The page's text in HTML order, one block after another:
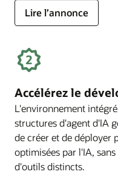
Lire l’annonce
Accélérez le
L'environnement
structures d'agent d'IA
de créer et de déployer
optimisées par l'IA,
d'outils distincts.